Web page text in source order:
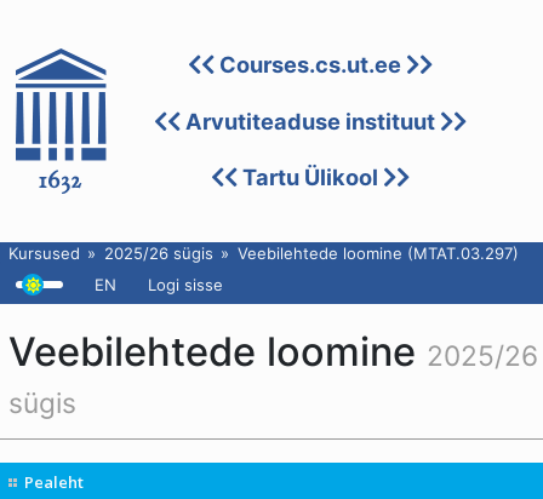
Courses.cs.ut.ee
Arvutiteaduse instituut
Tartu Ülikool
Kursused 2025/26 sügis
Veebilehtede loomine (MTAT.03.297)
EN
Logi sisse
Veebilehtede loomine 2025/26
sügis
Pealeht